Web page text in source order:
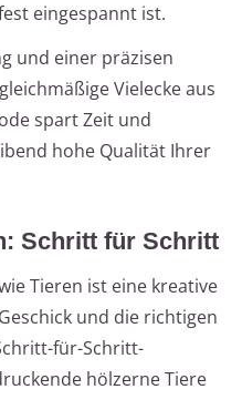
eingespannt ist.
und einer präzisen
Vielecke aus
spart Zeit und
hohe Qualität Ihrer
Schritt für Schritt
Tieren ist eine kreative
und die richtigen
für-Schritt-
hölzerne Tiere